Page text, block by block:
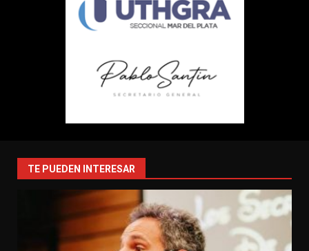
TE PUEDEN INTERESAR